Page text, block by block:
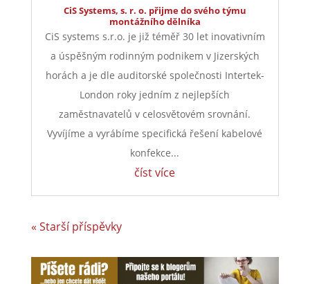
CiS Systems, s. r. o. přijme do svého týmu
montážního dělníka
CiS systems s.r.o. je již téměř 30 let inovativním
a úspěšným rodinným podnikem v Jizerských
horách a je dle auditorské společnosti Intertek-
London roky jedním z nejlepších
zaměstnavatelů v celosvětovém srovnání.
Vyvíjíme a vyrábíme specifická řešení kabelové
konfekce...
číst více
« Starší příspěvky